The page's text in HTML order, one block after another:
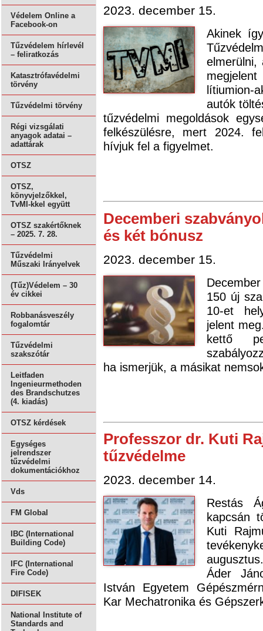
Védelem Online a
Facebook-on
Tűzvédelem hírlevél
– feliratkozás
Katasztrófavédelmi
törvény
Tűzvédelmi törvény
Régi vizsgálati
anyagok adatai –
adattárak
OTSZ
OTSZ,
könyvjelzőkkel,
TvMI-kkel együtt
OTSZ szakértőknek
– 2025. 7. 28.
Tűzvédelmi
Műszaki Irányelvek
(Tűz)Védelem – 30
év cikkei
Robbanásveszély
fogalomtár
Tűzvédelmi
szakszótár
Leitfaden
Ingenieurmethoden
des Brandschutzes
(4. kiadás)
OTSZ kérdések
Egységes
jelrendszer
tűzvédelmi
dokumentációkhoz
Vds
FM Global
IBC (International
Building Code)
IFC (International
Fire Code)
DIFISEK
National Institute of
Standards and
2023. december 15.
Akinek
lítiumion-
autók
tűzvédelmi megoldások
felkészülésre, mert 2024.
hívjuk fel a figyelmet.
Decemberi
és két bónusz
2023. december 15.
150 új
10-et
jelent
kettő
ha ismerjük, a másikat
Professzor dr. Kuti
tűzvédelme
2023. december 14.
Restás
kapcsán
Kuti
Áder
István Egyetem
Kar Mechatronika és